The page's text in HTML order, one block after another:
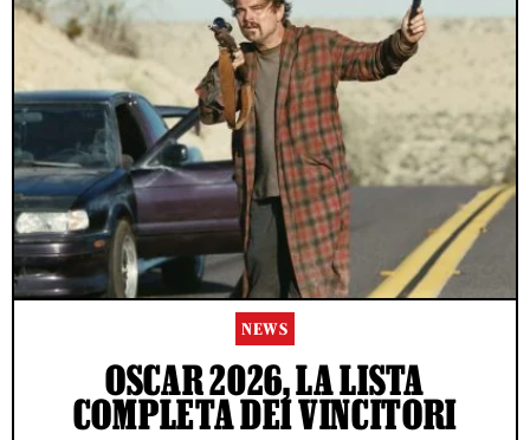
NEWS
OSCAR 2026, LA LISTA
COMPLETA DEI VINCITORI